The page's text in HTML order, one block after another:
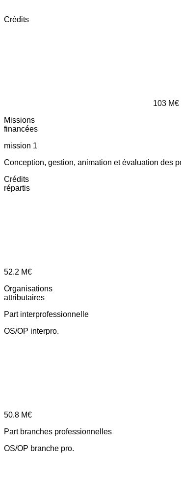
Crédits
103 M€
Missions
financées
mission 1
Conception, gestion, animation et évaluation des
Crédits
répartis
52.2 M€
Organisations
attributaires
Part interprofessionnelle
OS/OP interpro.
50.8 M€
Part branches professionnelles
OS/OP branche pro.